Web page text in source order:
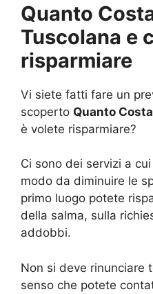
Quanto
Tuscolana e
risparmiare
Vi siete fatti fare un
scoperto Quanto
è volete risparmiare?
Ci sono dei servizi a
modo da diminuire le
primo luogo potete
della salma, sulla
addobbi.
Non si deve rinunciare
senso che potete